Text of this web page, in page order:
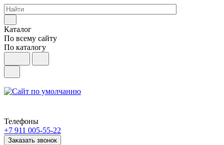
Каталог
По всему сайту
По каталогу
Телефоны
+7 911 005-55-22
Заказать звонок